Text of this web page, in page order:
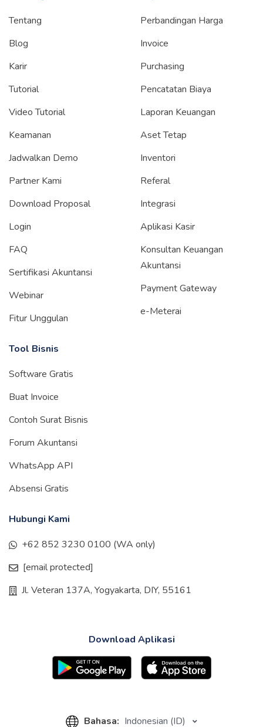
Tentang
Blog
Karir
Tutorial
Video Tutorial
Keamanan
Jadwalkan Demo
Partner Kami
Download Proposal
Login
FAQ
Sertifikasi Akuntansi
Webinar
Fitur Unggulan
Perbandingan Harga
Invoice
Purchasing
Pencatatan Biaya
Laporan Keuangan
Aset Tetap
Inventori
Referal
Integrasi
Aplikasi Kasir
Konsultan Keuangan
Akuntansi
Payment Gateway
e-Meterai
Tool Bisnis
Software Gratis
Buat Invoice
Contoh Surat Bisnis
Forum Akuntansi
WhatsApp API
Absensi Gratis
Hubungi Kami
+62 852 3230 0100 (WA only)
[email protected]
Jl. Veteran 137A, Yogyakarta, DIY, 55161
Download Aplikasi
Bahasa: Indonesian (ID)